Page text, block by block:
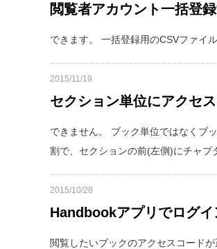
閲覧者アカウント一括登
できます。 一括登録用のCSVファイ
2015/11/19
セクション単位にアクセ
できません。 ブック単位ではなくブ
割で、セクションの前(左側)にチャプ
2015/10/28
Handbookアプリでログ
閲覧したいブックのアクセスコード